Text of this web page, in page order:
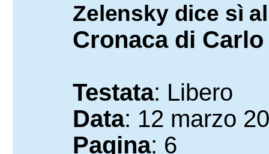
Zelensky dice sì
Cronaca di
Testata: Libero
Data: 12 marzo
Pagina: 6